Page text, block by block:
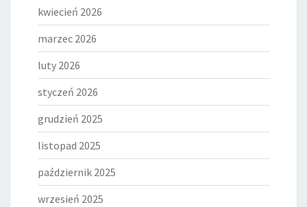
kwiecień 2026
marzec 2026
luty 2026
styczeń 2026
grudzień 2025
listopad 2025
październik 2025
wrzesień 2025